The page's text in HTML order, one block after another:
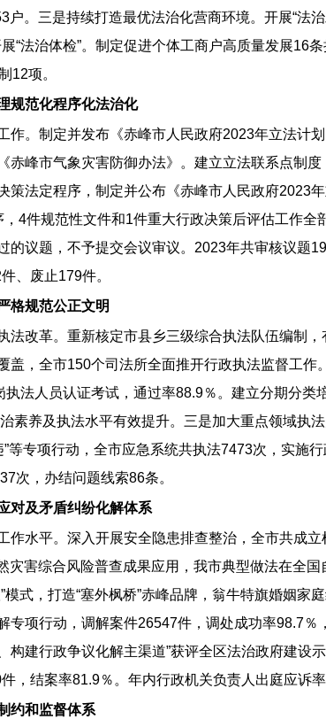
户。三是持续打造最优法治化营商环境。开展“法
“法治体检”。制定促进个体工商户高质量发展
12项。
规范化程序化法治化
作。制定并发布《赤峰市人民政府2023年立法计
赤峰市气象灾害防御办法》。建立立法联系点制
策法定程序，制定并公布《赤峰市人民政府2023
4件规范性文件和1件重大行政决策后评估工作
的议题，不予提交会议审议。2023年共审核议题
、废止179件。
格规范公正文明
法改革。重新核定市县乡三级综合执法队伍编制
盖，全市150个司法所全面推开行政执法监督工
法人员认证考试，通过率88.9％。建立分期分
素养及执法水平有效提升。三是加大重点领域执
”等专项行动，全市应急系统共执法7473次，实
次，办结问题线索86条。
对及矛盾纠纷化解体系
作水平。深入开展安全隐患排查整治，全市共成
灾害综合风险普查成果应用，我市典型做法在全
模式，打造“塞外枫桥”赤峰品牌，翁牛特旗婚姻
专项行动，调解案件26547件，调处成功率98.7
构建行政争议化解主渠道”获评全区法治政府建
，结案率81.9％。年内行政机关负责人出庭应诉率
约和监督体系